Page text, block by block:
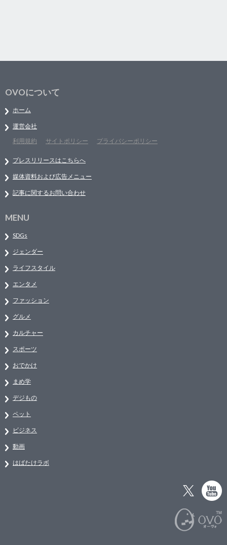
OVOについて
ホーム
運営会社
利用規約
サイトポリシー プライバシーポリシー
プレスリリースはこちらへ
媒体資料および広告メニュー
記事に関するお問い合わせ
MENU
SDGs
ジェンダー
ライフスタイル
エンタメ
ファッション
グルメ
カルチャー
スポーツ
おでかけ
まめ学
デジもの
ペット
ビジネス
動画
はばたけラボ